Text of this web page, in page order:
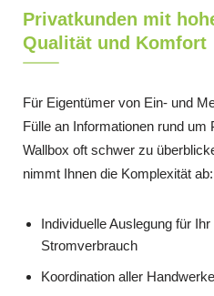
Privatkunden mit
Qualität und Komfort
Für Eigentümer von Ein- und
Fülle an Informationen rund um
Wallbox oft schwer zu
nimmt Ihnen die Komplexität ab:
Individuelle Auslegung für
Stromverbrauch
Koordination aller